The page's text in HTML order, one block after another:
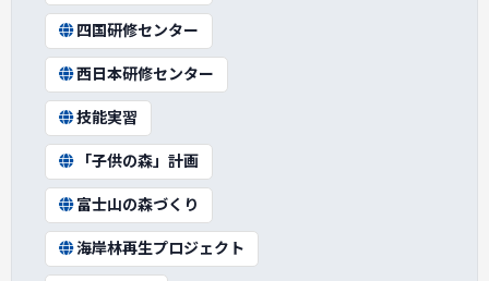
四国研修センター
西日本研修センター
技能実習
「子供の森」計画
富士山の森づくり
海岸林再生プロジェクト